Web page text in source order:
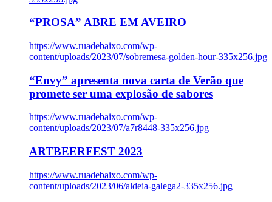
“PROSA” ABRE EM AVEIRO
https://www.ruadebaixo.com/wp-
content/uploads/2023/07/sobremesa-golden-hour-335x256.jpg
“Envy” apresenta nova carta de Verão que
promete ser uma explosão de sabores
https://www.ruadebaixo.com/wp-
content/uploads/2023/07/a7r8448-335x256.jpg
ARTBEERFEST 2023
https://www.ruadebaixo.com/wp-
content/uploads/2023/06/aldeia-galega2-335x256.jpg